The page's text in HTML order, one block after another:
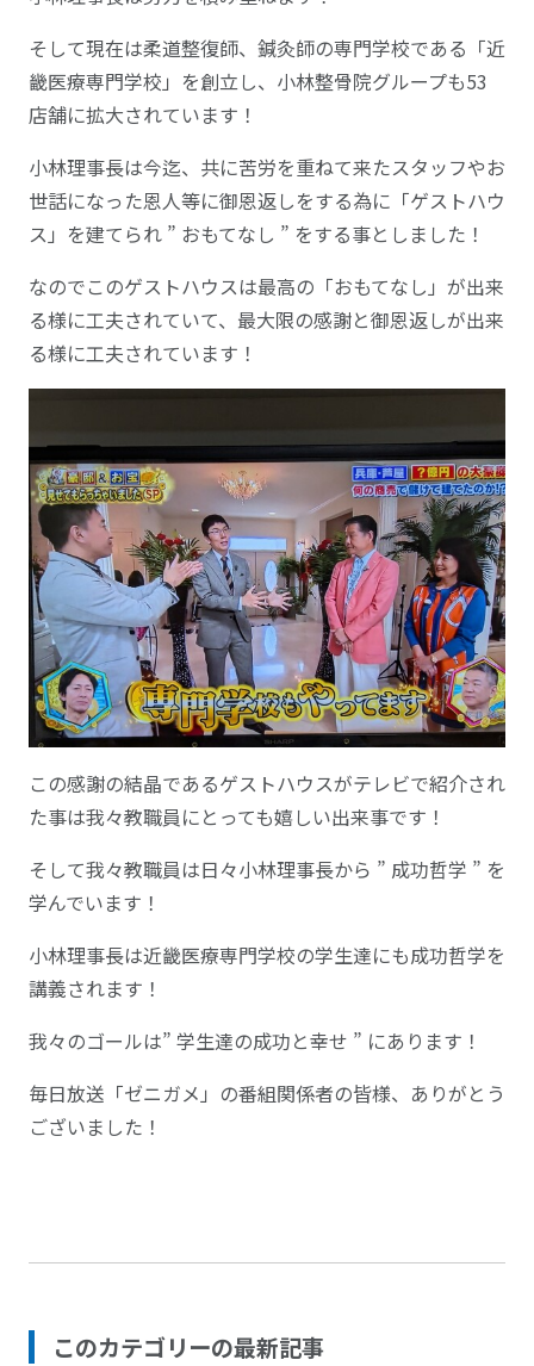
そして現在は柔道整復師、鍼灸師の専門学校である「近
畿医療専門学校」を創立し、小林整骨院グループも53
店舗に拡大されています！
小林理事長は今迄、共に苦労を重ねて来たスタッフやお
世話になった恩人等に御恩返しをする為に「ゲストハウ
ス」を建てられ ” おもてなし ” をする事としました！
なのでこのゲストハウスは最高の「おもてなし」が出来
る様に工夫されていて、最大限の感謝と御恩返しが出来
る様に工夫されています！
この感謝の結晶であるゲストハウスがテレビで紹介され
た事は我々教職員にとっても嬉しい出来事です！
そして我々教職員は日々小林理事長から ” 成功哲学 ” を
学んでいます！
小林理事長は近畿医療専門学校の学生達にも成功哲学を
講義されます！
我々のゴールは” 学生達の成功と幸せ ” にあります！
毎日放送「ゼニガメ」の番組関係者の皆様、ありがとう
ございました！
このカテゴリーの最新記事